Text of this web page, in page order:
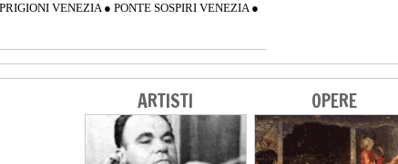
PRIGIONI VENEZIA● PONTE SOSPIRI VENEZIA●
ARTISTI OPERE